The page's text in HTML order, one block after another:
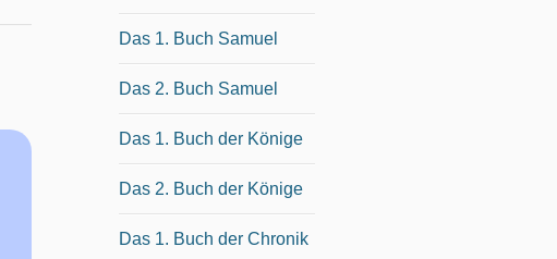
Das 1. Buch Samuel
Das 2. Buch Samuel
Das 1. Buch der Könige
Das 2. Buch der Könige
Das 1. Buch der Chronik